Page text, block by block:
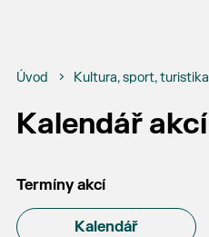
Úvod Kultura, sport, turistika
Kalendář akcí
Termíny akcí
Kalendář